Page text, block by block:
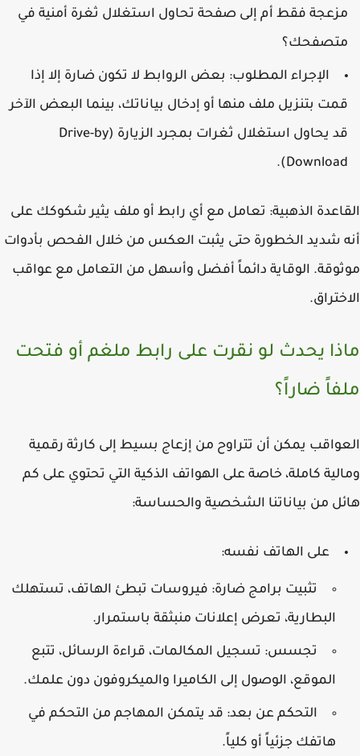
فقط أم إلى صفحة تحاول استغلال ثغرة أمنية في
الإجراء المطلوب:بعض الروابط لا تكون ضارة إلا إذا
بتنزيل ملف منها أو إدخال بياناتك، بينما البعض الآخر
قد يحاول استغلال ثغرات بمجرد الزيارة (Drive-by
الذهبية:تعامل مع أي رابط أو ملف يثير شكوكك على
شديد الخطورةحتى يثبت العكس من خلال الفحص بأدوات
الوقاية دائماً أفضل وأسهل من التعامل مع عواقب
يحدث لو نقرت على رابط ملغم أو فتحت
ضاراً؟
يمكن أن تتراوح من إزعاج بسيط إلى كارثة رقمية
كاملة، خاصة على الهواتف الذكية التي تحتوي على كم
من بياناتنا الشخصية والحساسة:
على الهاتف نفسه:
تثبيت برامج ضارة:فيروسات تبطئ الهاتف، تستهلك
البطارية، تعرض إعلانات منبثقة باستمرار.
تجسس:تسجيل المكالمات، قراءة الرسائل، تتبع
الموقع، الوصول إلى الكاميرا والميكروفون دون علمك.
التحكم عن بعد:قد يتمكن المهاجم من التحكم في
هاتفك جزئياً أو كلياً.